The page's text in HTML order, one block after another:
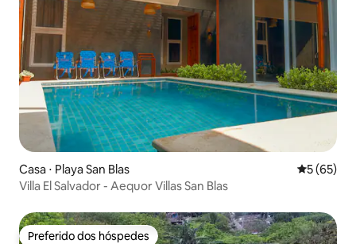
Casa ⋅ Playa San Blas 5 de uma
5 (65)
Villa El Salvador - Aequor Villas San Blas
Preferido dos hóspedes